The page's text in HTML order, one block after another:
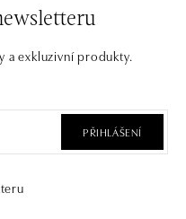
a exkluzivní produkty.
PŘIHLÁŠENÍ